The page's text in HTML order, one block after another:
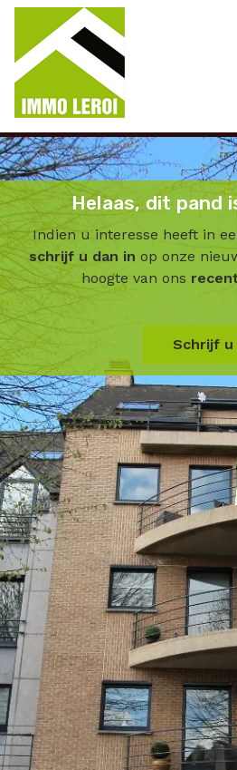
Menu overslaan en naar de
Helaas, dit pand
Indien u interesse heeft in
schrijf u dan in op onze
hoogte van ons
Schrijf u